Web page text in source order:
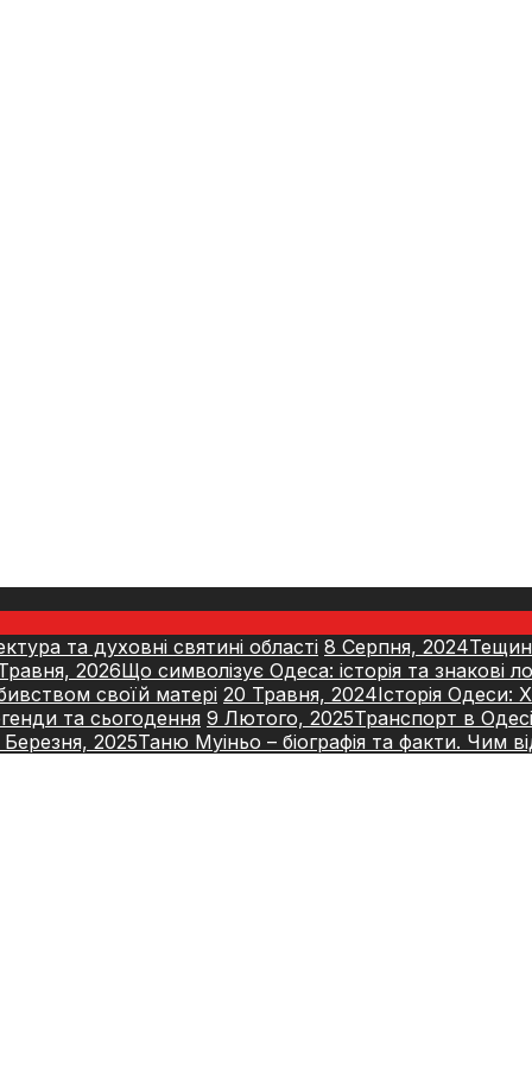
та духовні святині області 8 Серпня, 2024Тещин
2026Що символізує Одеса: історія та знакові
своїй матері 20 Травня, 2024Історія Одеси:
та сьогодення 9 Лютого, 2025Транспорт в
2025Таню Муіньо – біографія та факти. Чим